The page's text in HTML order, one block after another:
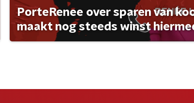
PorteRenee over sparen van
maakt nog steeds winst